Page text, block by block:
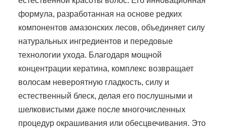
формула, разработанная на основе редких
компонентов амазонских лесов, объединяет силу
натуральных ингредиентов и передовые
технологии ухода. Благодаря мощной
концентрации кератина, комплекс возвращает
волосам невероятную гладкость, силу и
естественный блеск, делая его послушными и
шелковистыми даже после многочисленных
процедур окрашивания или обесцвечивания. Это